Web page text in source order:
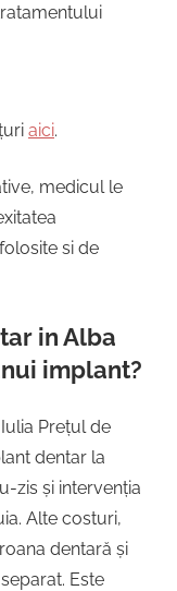
aici.
medicul le
si de
in Alba
implant?
Prețul de
dentar la
zis și intervenția
Alte costuri,
dentară și
Este